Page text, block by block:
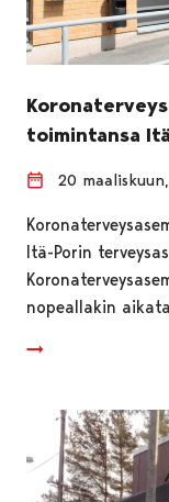
toimintansa
20
Itä-Porin
nopeallakin